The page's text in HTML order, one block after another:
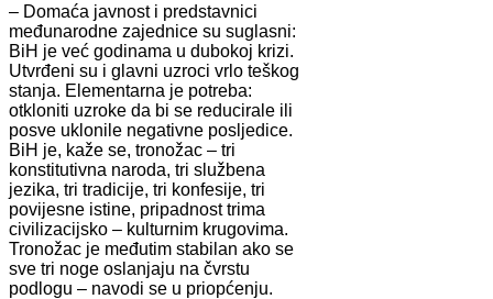
– Domaća javnost i predstavnici
međunarodne zajednice su suglasni:
BiH je već godinama u dubokoj krizi.
Utvrđeni su i glavni uzroci vrlo teškog
stanja. Elementarna je potreba:
otkloniti uzroke da bi se reducirale ili
posve uklonile negativne posljedice.
BiH je, kaže se, tronožac – tri
konstitutivna naroda, tri službena
jezika, tri tradicije, tri konfesije, tri
povijesne istine, pripadnost trima
civilizacijsko – kulturnim krugovima.
Tronožac je međutim stabilan ako se
sve tri noge oslanjaju na čvrstu
podlogu – navodi se u priopćenju.